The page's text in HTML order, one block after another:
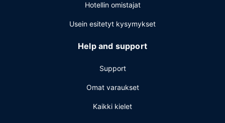
Hotellin omistajat
Usein esitetyt kysymykset
Help and support
Support
Omat varaukset
Kaikki kielet